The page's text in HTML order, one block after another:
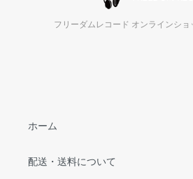
フリーダムレコード オンラインシ
ホーム
配送・送料について